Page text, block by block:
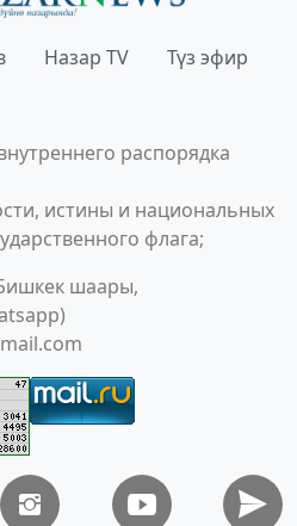
Назар TV Түз эфир
распорядка
истины и национальных
флага;
шаары,